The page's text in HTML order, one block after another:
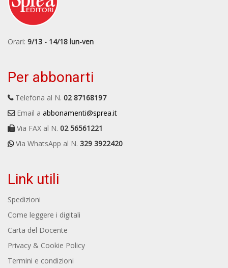
Orari: 9/13 - 14/18 lun-ven
Per abbonarti
Telefona al N. 02 87168197
Email a abbonamenti@sprea.it
Via FAX al N. 02 56561221
Via WhatsApp al N. 329 3922420
Link utili
Spedizioni
Come leggere i digitali
Carta del Docente
Privacy & Cookie Policy
Termini e condizioni